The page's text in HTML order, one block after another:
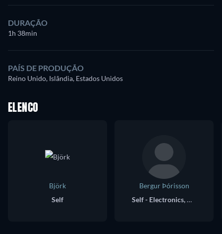
DURAÇÃO
1h 38min
PAÍS DE PRODUÇÃO
Reino Unido, Islândia, Estados Unidos
ELENCO
Björk
Self
Bergur Þórisson
Self - Electronics, Keyboards, Magnetic Harp, Trombone, Bass Clarinet (as Bergur Þórisson)